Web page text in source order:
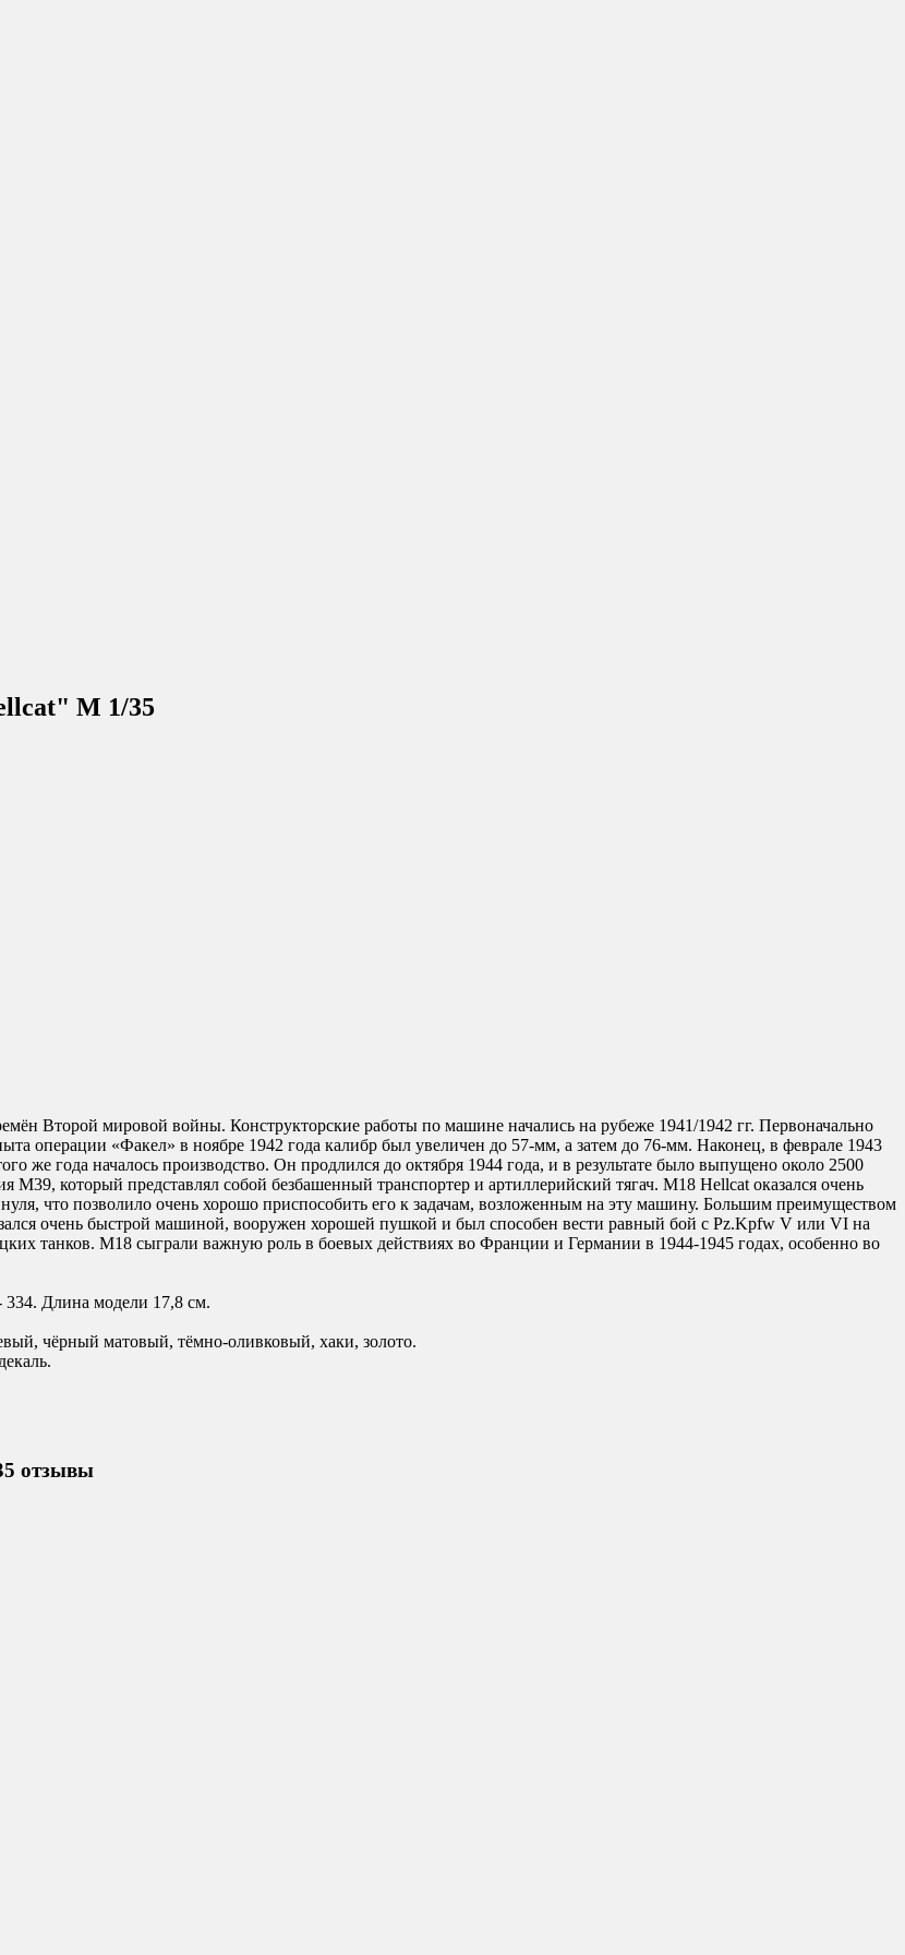
М 1/35
Второй мировой войны. Конструкторские работы по машине начались на рубеже 1941/1942 гг. Первоначально
операции «Факел» в ноябре 1942 года калибр был увеличен до 57-мм, а затем до 76-мм. Наконец, в феврале 1943
же года началось производство. Он продлился до октября 1944 года, и в результате было выпущено около 2500
который представлял собой безбашенный транспортер и артиллерийский тягач. M18 Hellcat оказался очень
что позволило очень хорошо приспособить его к задачам, возложенным на эту машину. Большим преимуществом
очень быстрой машиной, вооружен хорошей пушкой и был способен вести равный бой с Pz.Kpfw V или VI на
танков. М18 сыграли важную роль в боевых действиях во Франции и Германии в 1944-1945 годах, особенно во
334. Длина модели 17,8 см.
чёрный матовый, тёмно-оливковый, хаки, золото.
отзывы